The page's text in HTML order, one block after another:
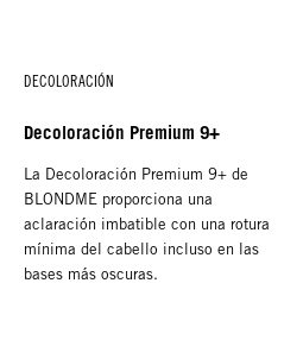
DECOLORACIÓN
Decoloración Premium 9+
La Decoloración Premium 9+ de
BLONDME proporciona una
aclaración imbatible con una rotura
mínima del cabello incluso en las
bases más oscuras.